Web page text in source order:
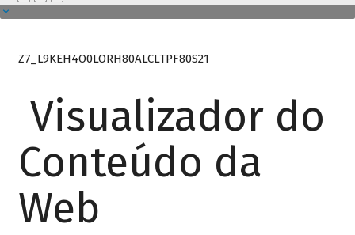
Z7_L9KEH4O0LORH80ALCLTPF80S21
Visualizador do
Conteúdo da
Web